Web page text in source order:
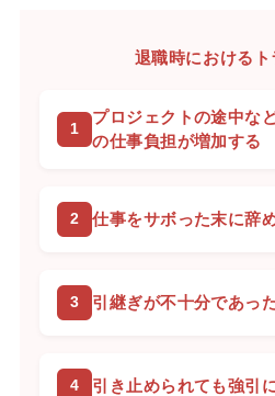
退職時におけるト
プロジェクトの途中な
の仕事負担が増加する
仕事をサボった末に辞
引継ぎが不十分であっ
引き止められても強引